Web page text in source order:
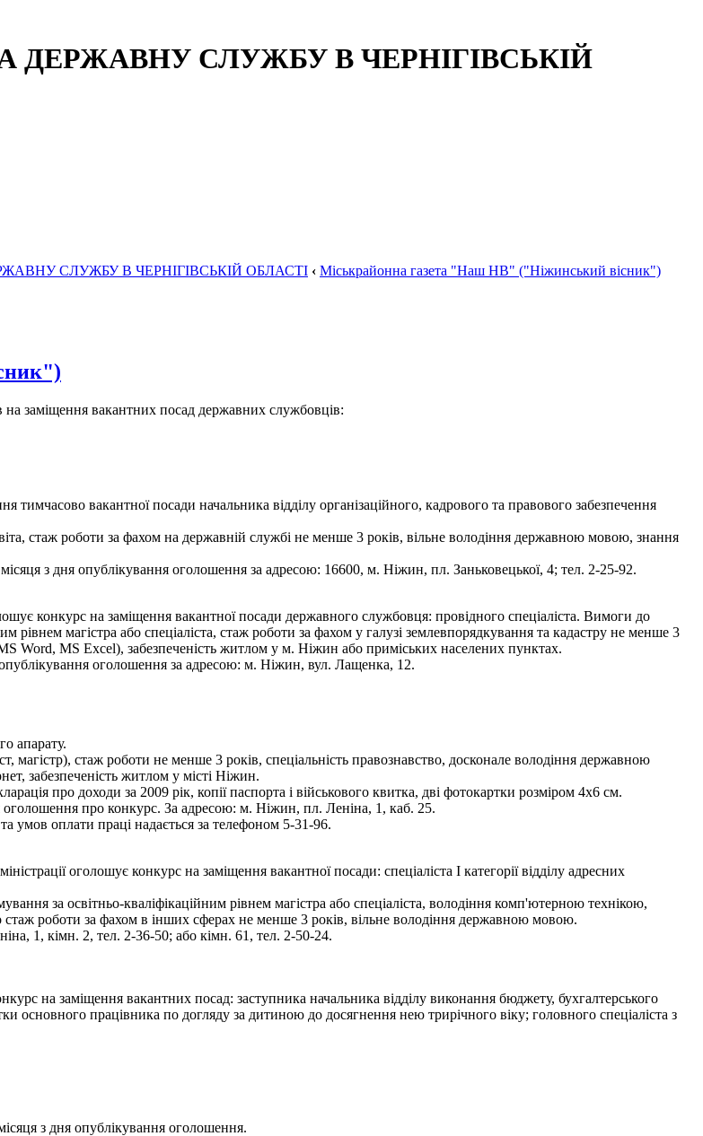
СЛУЖБУ В ЧЕРНІГІВСЬКІЙ
СЛУЖБУ В ЧЕРНІГІВСЬКІЙ ОБЛАСТІ ‹ Міськрайонна газета "Наш НВ" ("Ніжинський вісник")
на заміщення вакантних посад державних службовців:
вакантної посади начальника відділу організаційного, кадрового та правового забезпечення
стаж роботи за фахом на державній службі не менше 3 років, вільне володіння державною мовою, знання
з дня опублікування оголошення за адресою: 16600, м. Ніжин, пл. Заньковецької, 4; тел. 2-25-92.
конкурс на заміщення вакантної посади державного службовця: провідного спеціаліста. Вимоги до
рівнем магістра або спеціаліста, стаж роботи за фахом у галузі землевпорядкування та кадастру не менше 3
MS Excel), забезпеченість житлом у м. Ніжин або приміських населених пунктах.
оголошення за адресою: м. Ніжин, вул. Лащенка, 12.
апарату.
магістр), стаж роботи не менше 3 років, спеціальність правознавство, досконале володіння державною
забезпеченість житлом у місті Ніжин.
про доходи за 2009 рік, копії паспорта і військового квитка, дві фотокартки розміром 4х6 см.
про конкурс. За адресою: м. Ніжин, пл. Леніна, 1, каб. 25.
умов оплати праці надається за телефоном 5-31-96.
оголошує конкурс на заміщення вакантної посади: спеціаліста І категорії відділу адресних
за освітньо-кваліфікаційним рівнем магістра або спеціаліста, володіння комп'ютерною технікою,
роботи за фахом в інших сферах не менше 3 років, вільне володіння державною мовою.
1, кімн. 2, тел. 2-36-50; або кімн. 61, тел. 2-50-24.
на заміщення вакантних посад: заступника начальника відділу виконання бюджету, бухгалтерського
основного працівника по догляду за дитиною до досягнення нею трирічного віку; головного спеціаліста з
з дня опублікування оголошення.